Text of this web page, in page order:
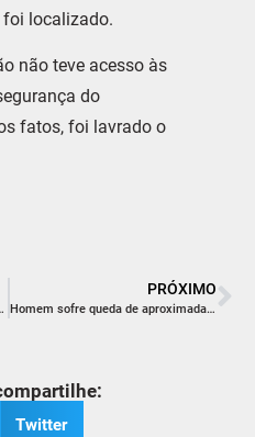
localizado.
não teve acesso às
do
fatos, foi lavrado o
comprovante de Pix
PRÓXIMO
Homem sofre queda de aproximadamente 3m em Balneário Rincão
Twitter